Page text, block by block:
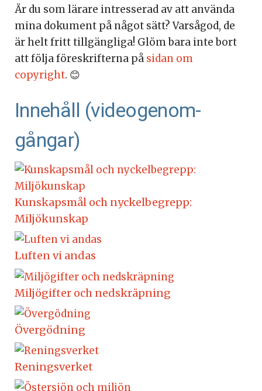
Är du som lärare intresserad av att använda
mina dokument på något sätt? Varsågod, de
är helt fritt tillgängliga! Glöm bara inte bort
att följa föreskrifterna på sidan om
copyright. 😊
Innehåll (vi­deo­ge­nom­
gångar)
Kunskapsmål och nyckel­begrepp:
Miljökunskap
Luften vi andas
Miljögifter och nedskräpning
Övergödning
Reningsverket